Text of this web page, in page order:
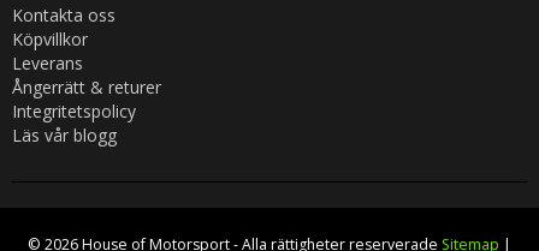
Kontakta oss
Köpvillkor
Leverans
Ångerrätt & returer
Integritetspolicy
Läs vår blogg
© 2026 House of Motorsport - Alla rättigheter reserverade Sitemap |